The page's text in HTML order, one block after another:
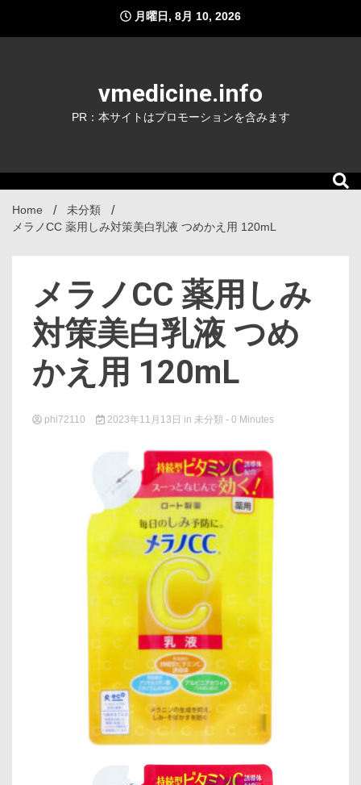
content
月曜日, 8月 10, 2026
vmedicine.info
PR：本サイトはプロモーションを含みます
Home
未分類
メラノCC 薬用しみ対策美白乳液 つめかえ用 120mL
メラノCC 薬用しみ
対策美白乳液 つめ
かえ用 120mL
phi72110 2023年11月13日 in 未分類 - 0 Minutes